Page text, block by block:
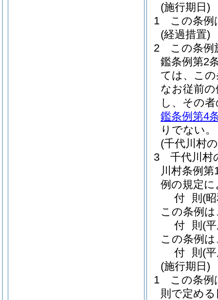
(施行期日)
1
この条例
(経過措置)
2
この条例
鑑条例第2
ては、こ
なお従前
し、その
鑑条例第4
りでない。
(千代川村
3
千代川村
川村条例第
例の規定
付 則 (
この条例
付 則 (
この条例
付 則 (
(施行期日)
1
この条
則で定め